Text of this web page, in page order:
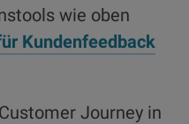
wie oben
Kundenfeedback
Journey in